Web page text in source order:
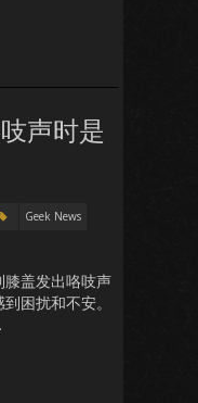
声时是
Geek News
盖发出咯吱声
困扰和不安。